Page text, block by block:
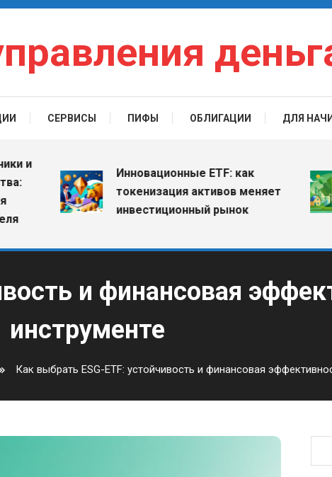
СЕРВИСЫ ПИФЫ ОБЛИГАЦИИ ДЛЯ
Инновационные ETF: как
токенизация активов меняет
инвестиционный рынок
и финансовая
инструменте
Как выбрать ESG-ETF: устойчивость и финансовая